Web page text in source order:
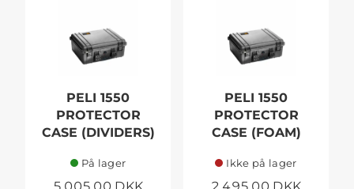
PELI 1550
PROTECTOR
CASE (DIVIDERS)
På lager
PELI 1550
PROTECTOR
CASE (FOAM)
Ikke på lager